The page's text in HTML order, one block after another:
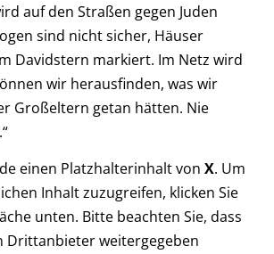
auf den Straßen gegen Juden
sind nicht sicher, Häuser
Davidstern markiert. Im Netz wird
wir herausfinden, was wir
Großeltern getan hätten. Nie
einen Platzhalterinhalt von X. Um
Inhalt zuzugreifen, klicken Sie
unten. Bitte beachten Sie, dass
Drittanbieter weitergegeben